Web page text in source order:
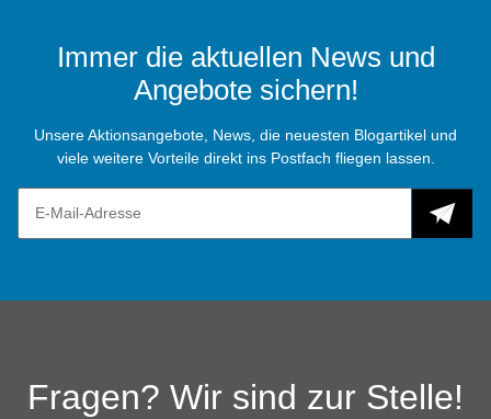
Immer die aktuellen News und
Angebote sichern!
Unsere Aktionsangebote, News, die neuesten Blogartikel und
viele weitere Vorteile direkt ins Postfach fliegen lassen.
Fragen? Wir sind zur Stelle!